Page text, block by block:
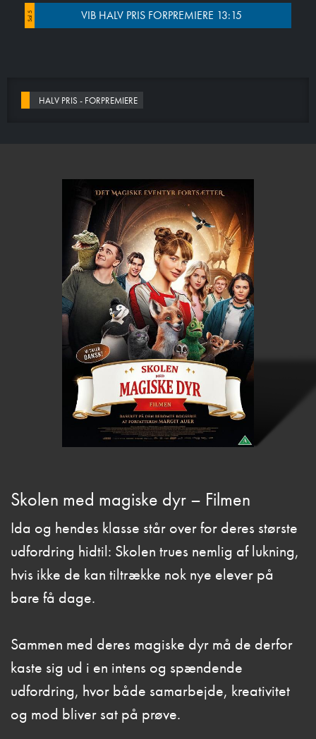
Sal 5 VIB HALV PRIS FORPREMIERE 13:15
HALV PRIS - FORPREMIERE
Skolen med magiske dyr – Filmen
Ida og hendes klasse står over for deres største
udfordring hidtil: Skolen trues nemlig af lukning,
hvis ikke de kan tiltrække nok nye elever på
bare få dage.
Sammen med deres magiske dyr må de derfor
kaste sig ud i en intens og spændende
udfordring, hvor både samarbejde, kreativitet
og mod bliver sat på prøve.